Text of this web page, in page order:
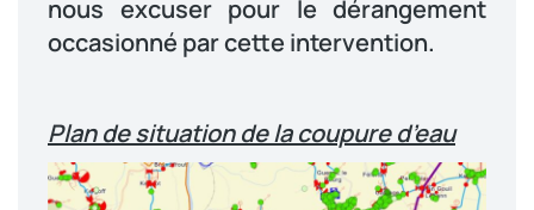
nous excuser pour le dérangement
occasionné par cette intervention.
Plan de situation de la coupure d’eau